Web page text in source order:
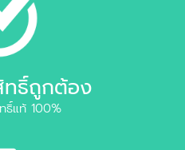
ธิ์ถูกต้อง
ธิ์แท้ 100%